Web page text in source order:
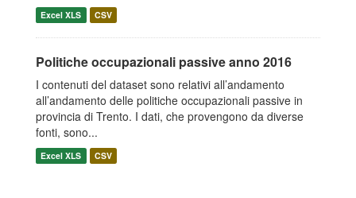
Excel XLS CSV
Politiche occupazionali passive anno 2016
I contenuti del dataset sono relativi all’andamento
all’andamento delle politiche occupazionali passive in
provincia di Trento. I dati, che provengono da diverse
fonti, sono...
Excel XLS CSV